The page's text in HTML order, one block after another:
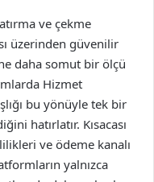
ve çekme
üzerinden güvenilir
daha somut bir ölçü
Hizmet
bu yönüyle tek bir
hatırlatır. Kısacası
ve ödeme kanalı
yalnızca